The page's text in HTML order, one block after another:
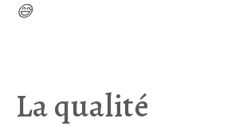
😅
La qualité